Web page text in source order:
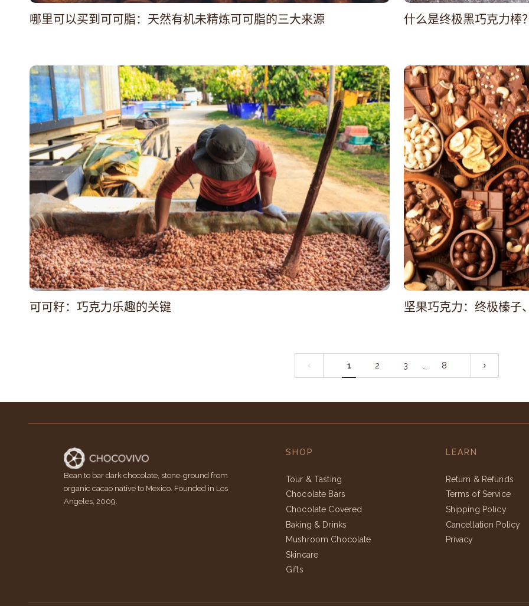
哪里可以买到可可脂：天然有机未精炼可可脂的三大来源 什么是终极黑巧克力棒
可可籽：巧克力乐趣的关键 坚果巧克力：终极榛子
1 2 3 8
Bean to bar dark chocolate, stone-ground from
organic cacao native to Mexico. Founded in Los
Angeles, 2009.
SHOP
Tour & Tasting
Chocolate Bars
Chocolate Covered
Baking & Drinks
Mushroom Chocolate
Skincare
Gifts
LEARN
Return & Refunds
Terms of Service
Shipping Policy
Cancellation Policy
Privacy